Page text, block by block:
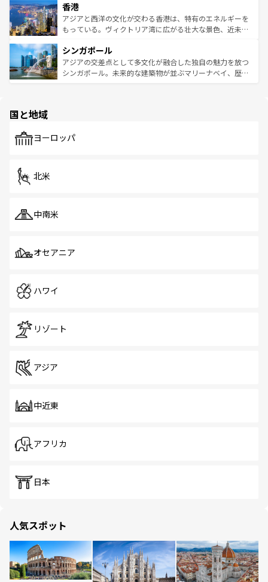
とつ。フォーやバインミー、ベトナムコーヒーなどは、ぜ
ひ現地で味わいたい。どの地域を訪れてもあたたかい人々
が旅行者を迎えてくれるので、きっと忘れられない旅にな
参照してほしい。
の活気が交差している。北部ではチェンマイなどの山岳地
帯で自然と触れ合い、南部ではプーケットやクラビの美し
いビーチでリゾート気分を楽しむことができる。タイ料理
激する。気候は一年中温暖で、どの季節にも異なる楽しみ
が待っている。親しみやすいタイの人々、仏教を中心とし
た文化、そして多様な観光資源が、訪れる旅人を魅了し続
香港
アジアと西洋の文化が交わる香港は、特有のエネルギーを
もっている。ヴィクトリア湾に広がる壮大な景色、近未来
み、どこを訪れても感動するはず。観光スポットが密集し
ており、効率よく見どころを回れるのも魅力。息をのむよ
うな絶景から文化的な体験まで、香港を存分に楽しみ尽く
シンガポール
アジアの交差点として多文化が融合した独自の魅力を放つ
シンガポール。未来的な建築物が並ぶマリーナベイ、歴史
で、ホーカーズは地元の風情を楽しめる外せないスポット
国と地域
ヨーロッパ
北米
中南米
オセアニア
ハワイ
リゾート
アジア
中近東
アフリカ
日本
人気スポット